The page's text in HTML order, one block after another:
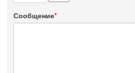
Сообщение*